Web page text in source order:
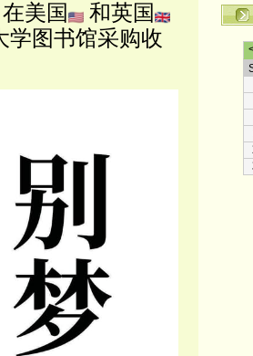
美国
和英国
学图书馆采购收